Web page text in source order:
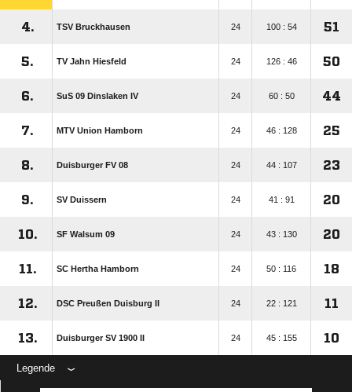
4. TSV Bruckhausen 24 100 : 54 51
5. TV Jahn Hiesfeld 24 126 : 46 50
6. SuS 09 Dinslaken IV 24 60 : 50 44
7. MTV Union Hamborn 24 46 : 128 25
8. Duisburger FV 08 24 44 : 107 23
9. SV Duissern 24 41 : 91 20
10. SF Walsum 09 24 43 : 130 20
11. SC Hertha Hamborn 24 50 : 116 18
12. DSC Preußen Duisburg II 24 22 : 121 11
13. Duisburger SV 1900 II 24 45 : 155 10
Legende